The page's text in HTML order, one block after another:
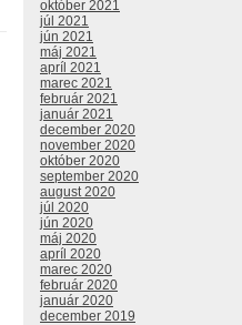
október 2021
júl 2021
jún 2021
máj 2021
apríl 2021
marec 2021
február 2021
január 2021
december 2020
november 2020
október 2020
september 2020
august 2020
júl 2020
jún 2020
máj 2020
apríl 2020
marec 2020
február 2020
január 2020
december 2019